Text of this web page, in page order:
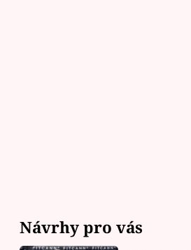
Návrhy pro vás